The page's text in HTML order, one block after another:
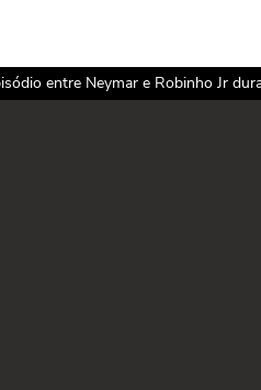
entre Neymar e Robinho Jr